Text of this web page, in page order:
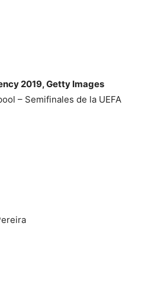
2019, Getty Images
– Semifinales de la UEFA